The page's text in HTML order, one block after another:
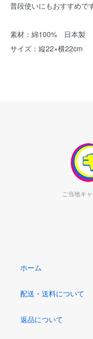
普段使いにもおすすめで
素材：綿100% 日本製
サイズ：縦22×横22cm
ご当地キ
ホーム
配送・送料について
返品について